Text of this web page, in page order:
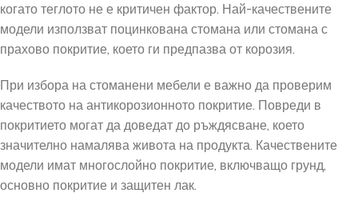
когато теглото не е критичен фактор. Най-качествените
модели използват поцинкована стомана или стомана с
прахово покритие, което ги предпазва от корозия.
При избора на стоманени мебели е важно да проверим
качеството на антикорозионното покритие. Повреди в
покритието могат да доведат до ръждясване, което
значително намалява живота на продукта. Качествените
модели имат многослойно покритие, включващо грунд,
основно покритие и защитен лак.